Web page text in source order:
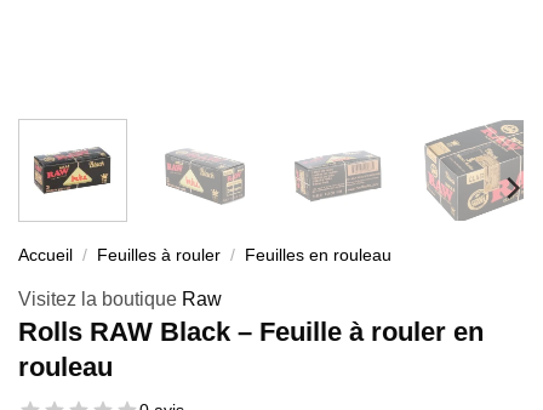
Accueil / Feuilles à rouler / Feuilles en rouleau
Visitez la boutique Raw
Rolls RAW Black – Feuille à rouler en
rouleau